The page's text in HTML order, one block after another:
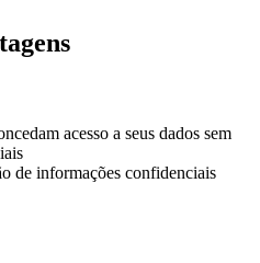
acesso a seus dados sem
de informações confidenciais